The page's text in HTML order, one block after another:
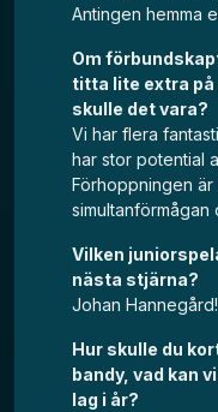
Antingen hemma
Om
titta lite extra på
skulle det vara?
Vi har flera
har stor potential
Förhoppningen
simultanförmågan
Vilken
nästa stjärna?
Johan Hannegård!
Hur skulle du
bandy, vad kan
lag i år?